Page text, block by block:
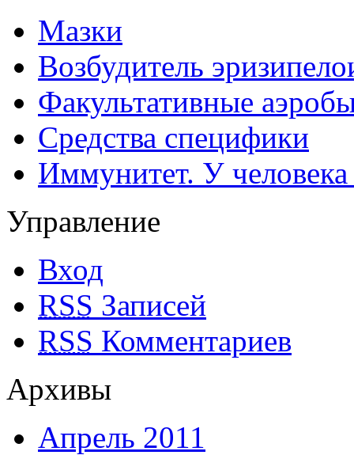
Мазки
Возбудитель
Факультативные
Средства специфики
Иммунитет. У человека
Управление
Вход
RSS Записей
RSS Комментариев
Архивы
Апрель 2011